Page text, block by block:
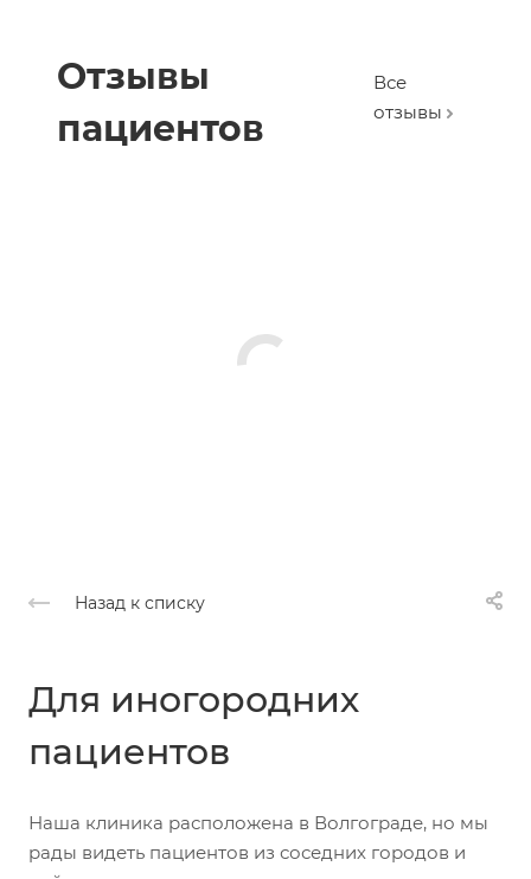
Отзывы
пациентов
Все
отзывы
Назад к списку
Для иногородних
пациентов
Наша клиника расположена в Волгограде, но мы
рады видеть пациентов из соседних городов и